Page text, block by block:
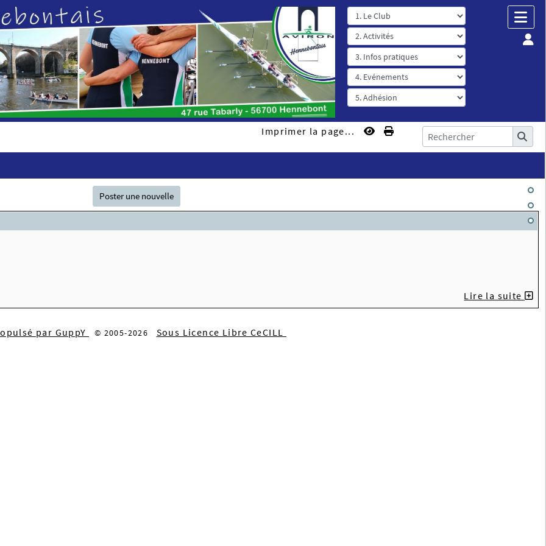
Imprimer la page...
Poster une nouvelle
Lire la suite
par GuppY © 2005-2026 Sous Licence Libre CeCILL